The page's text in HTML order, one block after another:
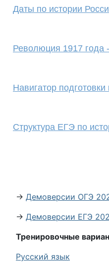
Даты по истории
Революция 1917 года
Навигатор
Cтруктура ЕГЭ по
→ Демоверсии ОГЭ
→ Демоверсии ЕГЭ
Тренировочные
Русский язык